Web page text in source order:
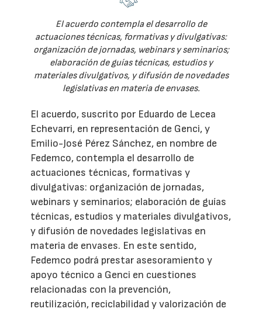
El acuerdo contempla el desarrollo de
actuaciones técnicas, formativas y divulgativas:
organización de jornadas, webinars y seminarios;
elaboración de guías técnicas, estudios y
materiales divulgativos, y difusión de novedades
legislativas en materia de envases.
El acuerdo, suscrito por Eduardo de Lecea
Echevarri, en representación de Genci, y
Emilio-José Pérez Sánchez, en nombre de
Fedemco, contempla el desarrollo de
actuaciones técnicas, formativas y
divulgativas: organización de jornadas,
webinars y seminarios; elaboración de guías
técnicas, estudios y materiales divulgativos,
y difusión de novedades legislativas en
materia de envases. En este sentido,
Fedemco podrá prestar asesoramiento y
apoyo técnico a Genci en cuestiones
relacionadas con la prevención,
reutilización, reciclabilidad y valorización de